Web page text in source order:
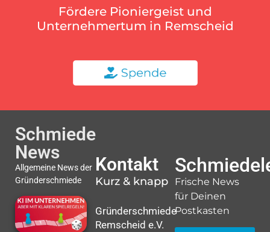
Fördere Pioniergeist und
Unternehmertum in Remscheid
Schmiede
News
Allgemeine News der
Gründerschmiede
Kontakt
Kurz & knapp
Gründerschmiede
Remscheid e.V.
Frische News
für Deinen
Postkasten